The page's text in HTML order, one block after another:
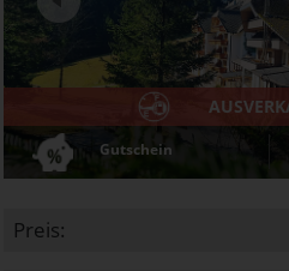
Gutschein
Preis: